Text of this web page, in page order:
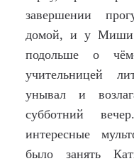
завершении
домой, и у Миши
подольше о
учительницей
унывал и
субботний
интересные
было занять